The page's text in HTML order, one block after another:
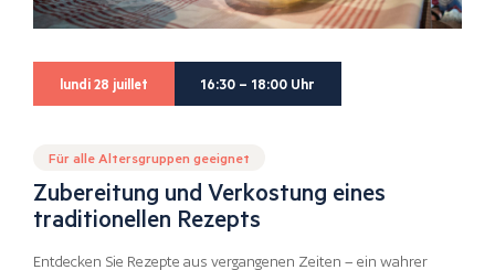
lundi 28 juillet 16:30 – 18:00 Uhr
Für alle Altersgruppen geeignet
Zubereitung und Verkostung eines
traditionellen Rezepts
Entdecken Sie Rezepte aus vergangenen Zeiten – ein wahrer